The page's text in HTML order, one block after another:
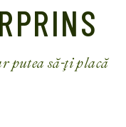
putea să-ți placă